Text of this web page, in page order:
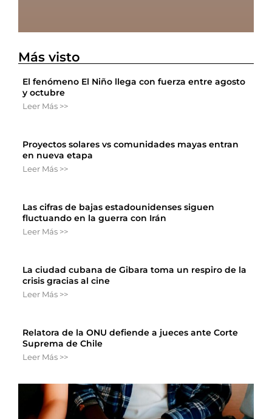
Más visto
El fenómeno El Niño llega con fuerza entre agosto
y octubre
Leer Más >>
Proyectos solares vs comunidades mayas entran
en nueva etapa
Leer Más >>
Las cifras de bajas estadounidenses siguen
fluctuando en la guerra con Irán
Leer Más >>
La ciudad cubana de Gibara toma un respiro de la
crisis gracias al cine
Leer Más >>
Relatora de la ONU defiende a jueces ante Corte
Suprema de Chile
Leer Más >>